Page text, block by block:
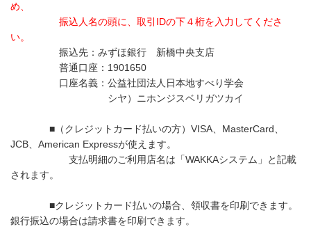
め、
振込人名の頭に、取引IDの下４桁を入力してくださ
い。
振込先：みずほ銀行 新橋中央支店
普通口座：1901650
口座名義：公益社団法人日本地すべり学会
シヤ）ニホンジスベリガツカイ
■（クレジットカード払いの方）VISA、MasterCard、
JCB、American Expressが使えます。
支払明細のご利用店名は「WAKKAシステム」と記載
されます。
■クレジットカード払いの場合、領収書を印刷できます。
銀行振込の場合は請求書を印刷できます。